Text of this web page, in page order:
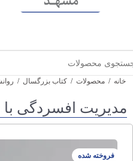
خانه / محصولات / کتاب بزرگسال /
مدیریت افسردگی
فروخته شده